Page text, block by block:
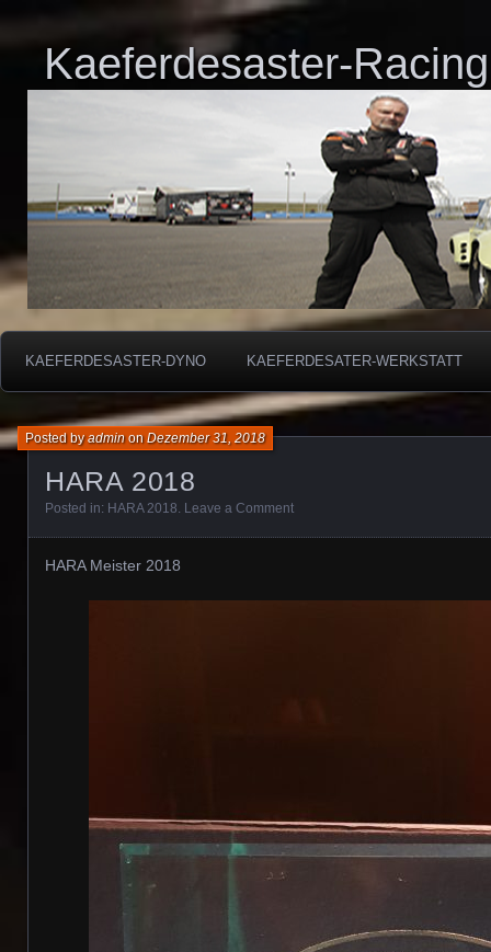
Kaeferdesaster-Racing
KAEFERDESASTER-DYNO KAEFERDESATER-WERKSTATT
HARA 2018
Posted byadminonDezember 31, 2018
Posted in: HARA 2018. Leave a Comment
HARA Meister 2018